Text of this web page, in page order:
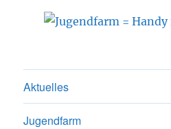
Aktuelles
Jugendfarm